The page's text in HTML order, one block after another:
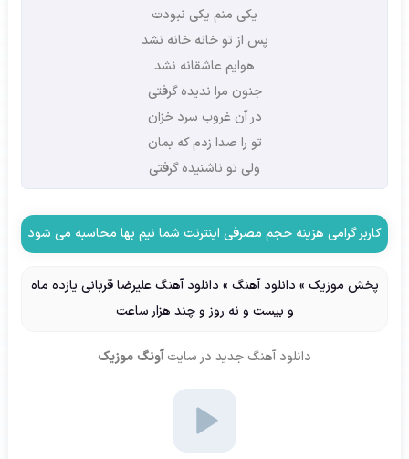
یکی منم یکی نبودت
پس از تو خانه خانه نشد
هوایم عاشقانه نشد
جنون مرا ندیده گرفتی
در آن غروب سرد خزان
تو را صدا زدم که بمان
ولی تو ناشنیده گرفتی
کاربر گرامی هزینه حجم مصرفی اینترنت شما نیم بها محاسبه می شود
پخش موزیک » دانلود آهنگ » دانلود آهنگ علیرضا قربانی یازده ماه
و بیست و نه روز و چند هزار ساعت
دانلود آهنگ جدید در سایت آونگ موزیک